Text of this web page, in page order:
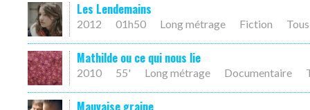
Les Lendemains
2012 01h50 Long métrage Fiction
Mathilde ou ce qui nous lie
2010 55' Long métrage Documentaire
Mauvaise graine